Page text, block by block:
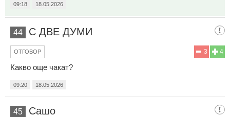
09:18 18.05.2026
44 С ДВЕ ДУМИ
4
3
ОТГОВОР
Какво още чакат?
09:20 18.05.2026
45 Сашо